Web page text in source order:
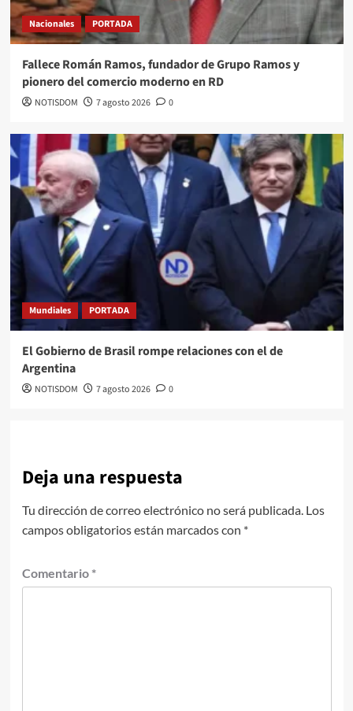
Nacionales PORTADA
Fallece Román Ramos, fundador de Grupo Ramos y
pionero del comercio moderno en RD
NOTISDOM 7 agosto 2026 0
Mundiales PORTADA
El Gobierno de Brasil rompe relaciones con el de
Argentina
NOTISDOM 7 agosto 2026 0
Deja una respuesta
Tu dirección de correo electrónico no será publicada. Los
campos obligatorios están marcados con *
Comentario *